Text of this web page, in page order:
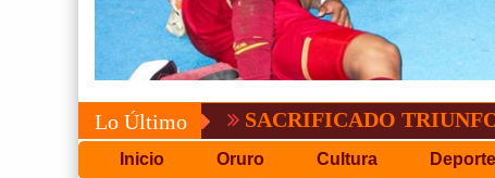
Lo ÚltimoSACRIFICADO TRIUNFO DE
Inicio Oruro Cultura